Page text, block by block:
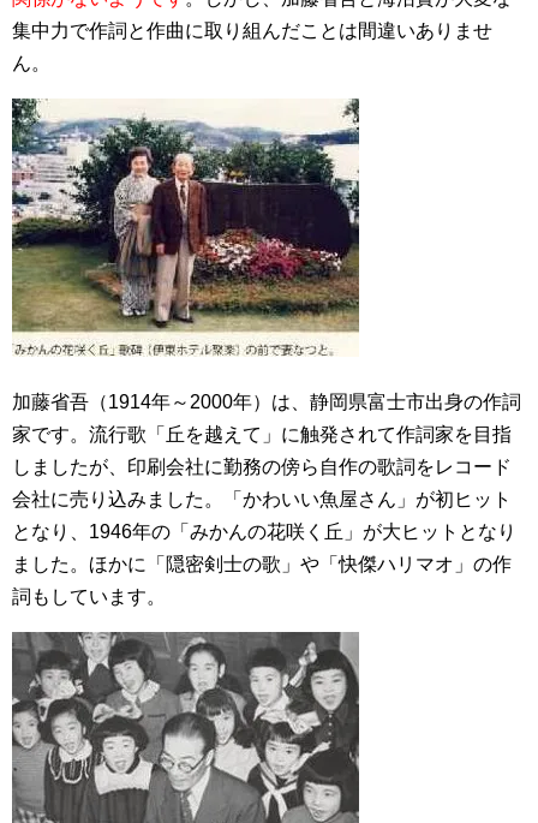
集中力で作詞と作曲に取り組んだことは間違いありませ
ん。
加藤省吾（1914年～2000年）は、静岡県富士市出身の作詞
家です。流行歌「丘を越えて」に触発されて作詞家を目指
しましたが、印刷会社に勤務の傍ら自作の歌詞をレコード
会社に売り込みました。「かわいい魚屋さん」が初ヒット
となり、1946年の「みかんの花咲く丘」が大ヒットとなり
ました。ほかに「隠密剣士の歌」や「快傑ハリマオ」の作
詞もしています。